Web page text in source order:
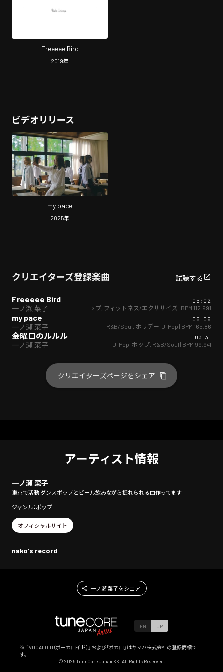
Freeeee Bird
2019年
ビデオリリース
my pace
2025年
クリエイターズ登録楽曲 試聴する
Freeeee Bird
一ノ瀬 菜子
05:02
ポップ, フィットネス/エクササイズ | BPM 112.991
my pace
一ノ瀬 菜子
05:06
R&B/Soul, ホリデー, J-Pop | BPM 165.86
金曜日のルルル
一ノ瀬 菜子
03:31
J-Pop, ポップ, R&B/Soul | BPM 99.941
クリエイターズページをシェア
アーティスト情報
一ノ瀬 菜子
東京で活動 ダンスポップとビール飲みながら揺れられる曲作ってます
ジャンル：ポップ
オフィシャルサイト
nako's record
一ノ瀬 菜子をシェア
EN JP
※ 「VOCALOID（ボーカロイド）」および「ボカロ」はヤマハ株式会社の登録商標で
す。
© 2026TuneCore Japan KK. All Rights Reserved.